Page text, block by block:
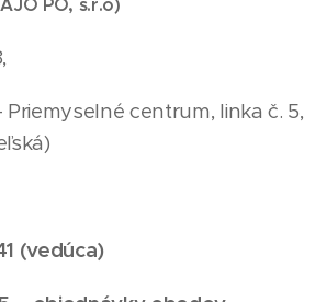
PO, s.r.o)
centrum, linka č. 5,
(vedúca)